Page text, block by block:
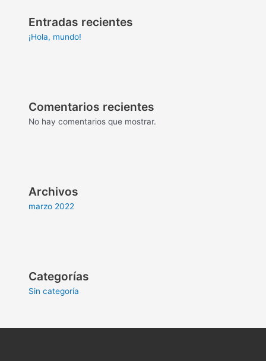
Entradas recientes
¡Hola, mundo!
Comentarios recientes
No hay comentarios que mostrar.
Archivos
marzo 2022
Categorías
Sin categoría